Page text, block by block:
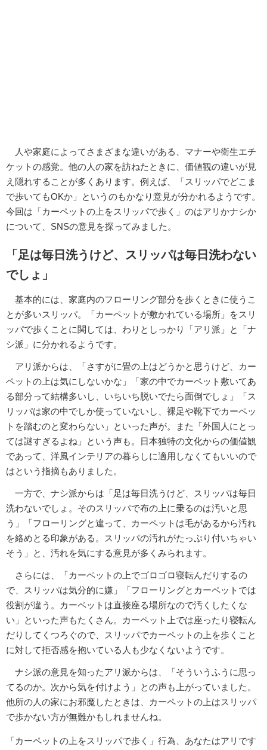
人や家庭によってさまざまな違いがある、マナーや衛生エチ
ケットの感覚。他の人の家を訪ねたときに、価値観の違いが見
え隠れすることが多くあります。例えば、「スリッパでどこま
で歩いてもOKか」というのもかなり意見が分かれるようです。
今回は「カーペットの上をスリッパで歩く」のはアリかナシか
について、SNSの意見を探ってみました。
「足は毎日洗うけど、スリッパは毎日洗わない
でしょ」
基本的には、家庭内のフローリング部分を歩くときに使うこ
とが多いスリッパ。「カーペットが敷かれている場所」をスリ
ッパで歩くことに関しては、わりとしっかり「アリ派」と「ナ
シ派」に分かれるようです。
アリ派からは、「さすがに畳の上はどうかと思うけど、カー
ペットの上は気にしないかな」「家の中でカーペット敷いてあ
る部分って結構多いし、いちいち脱いでたら面倒でしょ」「ス
リッパは家の中でしか使っていないし、裸足や靴下でカーペッ
トを踏むのと変わらない」といった声が。また「外国人にとっ
ては謎すぎるよね」という声も。日本独特の文化からの価値観
であって、洋風インテリアの暮らしに適用しなくてもいいので
はという指摘もありました。
一方で、ナシ派からは「足は毎日洗うけど、スリッパは毎日
洗わないでしょ。そのスリッパで布の上に乗るのは汚いと思
う」「フローリングと違って、カーペットは毛があるから汚れ
を絡めとる印象がある。スリッパの汚れがたっぷり付いちゃい
そう」と、汚れを気にする意見が多くみられます。
さらには、「カーペットの上でゴロゴロ寝転んだりするの
で、スリッパは気分的に嫌」「フローリングとカーペットでは
役割が違う。カーペットは直接座る場所なので汚くしたくな
い」といった声もたくさん。カーペット上では座ったり寝転ん
だりしてくつろぐので、スリッパでカーペットの上を歩くこと
に対して拒否感を抱いている人も少なくないようです。
ナシ派の意見を知ったアリ派からは、「そういうふうに思っ
てるのか。次から気を付けよう」との声も上がっていました。
他所の人の家にお邪魔したときは、カーペットの上はスリッパ
で歩かない方が無難かもしれませんね。
「カーペットの上をスリッパで歩く」行為、あなたはアリです